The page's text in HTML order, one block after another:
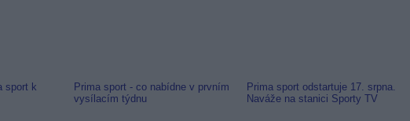
sport k
Prima sport - co nabídne v prvním
vysílacím týdnu
Prima sport odstartuje 17. srpna.
Naváže na stanici Sporty TV